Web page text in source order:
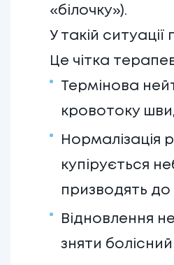
«білочку»).
У такій
Це чітка
Термінова
кровотоку
Нормалізація
купірується
призводять до
Відновлення
зняти